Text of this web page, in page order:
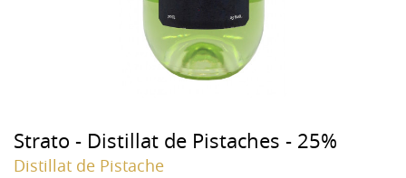
Strato - Distillat de Pistaches - 25%
Distillat de Pistache